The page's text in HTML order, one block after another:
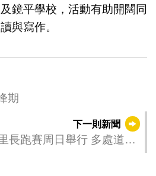
鏡平學校，活動有助開闊同
與寫作。
期
下一則新聞
長跑賽周日舉行 多處道路